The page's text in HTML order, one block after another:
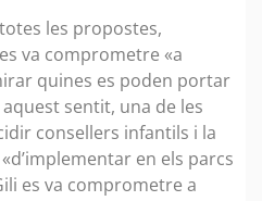
les propostes,
va comprometre «a
quines es poden portar
sentit, una de les
consellers infantils i la
en els parcs
es va comprometre a